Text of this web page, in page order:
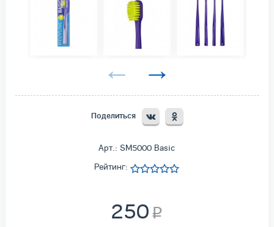
Поделиться
Арт.: SM5000 Basic
Рейтинг:
250